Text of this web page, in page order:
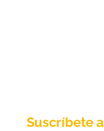
Suscríbete a